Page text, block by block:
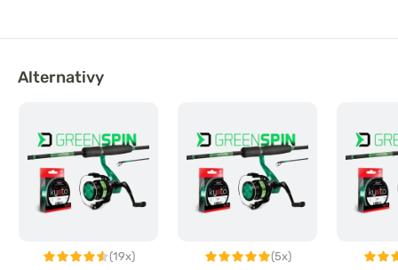
Alternativy
(19x) (5x)